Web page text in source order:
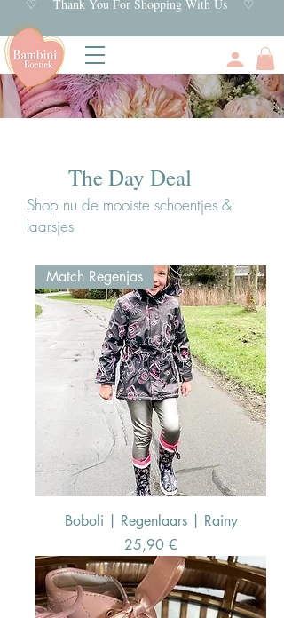
♡ Thank You For Shopping With Us ♡
The Day Deal
Shop nu de mooiste schoentjes &
laarsjes
Match Regenjas
Boboli | Regenlaars | Rainy
Preis
25,90 €